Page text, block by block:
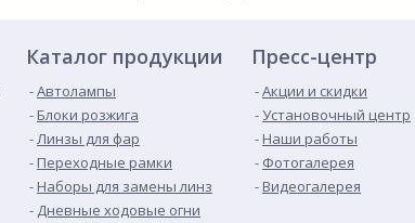
Каталог продукции
Автолампы
Блоки розжига
Линзы для фар
Переходные рамки
Наборы для замены линз
Дневные ходовые огни
Пресс-центр
Акции и скидки
Установочный центр
Наши работы
Фотогалерея
Видеогалерея